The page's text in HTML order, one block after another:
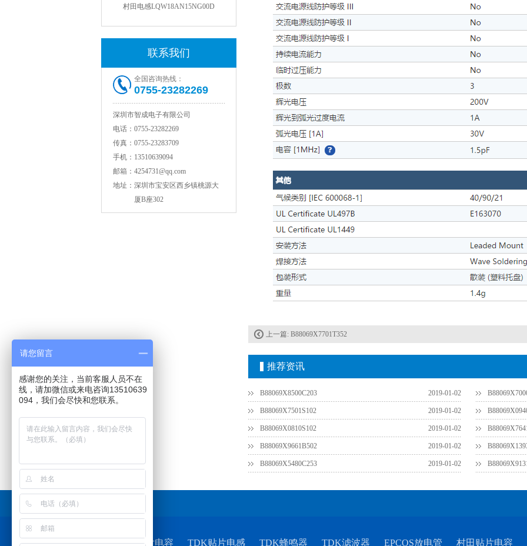
村田电容GRM31CR71C106KAC7L
联系我们
全国咨询热线：
0755-23282269
深圳市智成电子有限公司
电话： 0755-23282269
传真： 0755-23283709
手机： 13510639094
邮箱： 4254731@qq.com
地址： 深圳市宝安区西乡镇桃源大
厦B座302
上一篇: B88069X7701T352
推荐资讯
B88069X8500C203 2019-01-02
B88069X7501S102 2019-01-02
B88069X0810S102 2019-01-02
B88069X9661B502 2019-01-02
B88069X5480C253 2019-01-02
TDK贴片电容 TDK贴片电感 TDK蜂鸣器 TDK滤波器 EPCOS放电管 村田贴片电容
请您留言
感谢您的关注，当前客服人员不在
线，请加微信或来电咨询13510639
094，我们会尽快和您联系。